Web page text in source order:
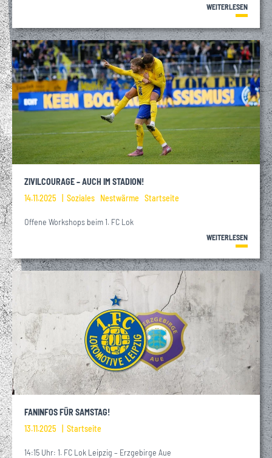
WEITERLESEN
ZIVILCOURAGE – AUCH IM STADION!
14.11.2025
Soziales Nestwärme Startseite
Offene Workshops beim 1. FC Lok
WEITERLESEN
FANINFOS FÜR SAMSTAG!
13.11.2025
Startseite
14:15 Uhr: 1. FC Lok Leipzig – Erzgebirge Aue